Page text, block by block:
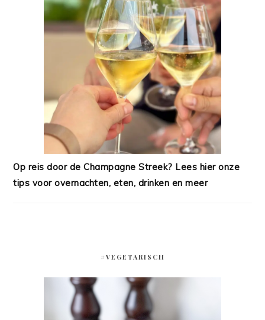
Op reis door de Champagne Streek? Lees hier onze
tips voor overnachten, eten, drinken en meer
#VEGETARISCH